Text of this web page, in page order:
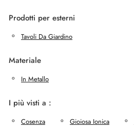
Prodotti per esterni
Tavoli Da Giardino
Materiale
In Metallo
I più visti a :
Cosenza Gioiosa Ionica